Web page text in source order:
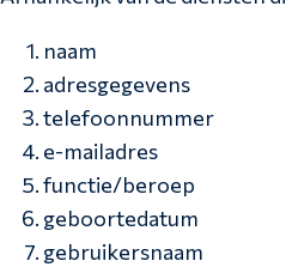
naam
adresgegevens
telefoonnummer
e-mailadres
functie/beroep
geboortedatum
gebruikersnaam